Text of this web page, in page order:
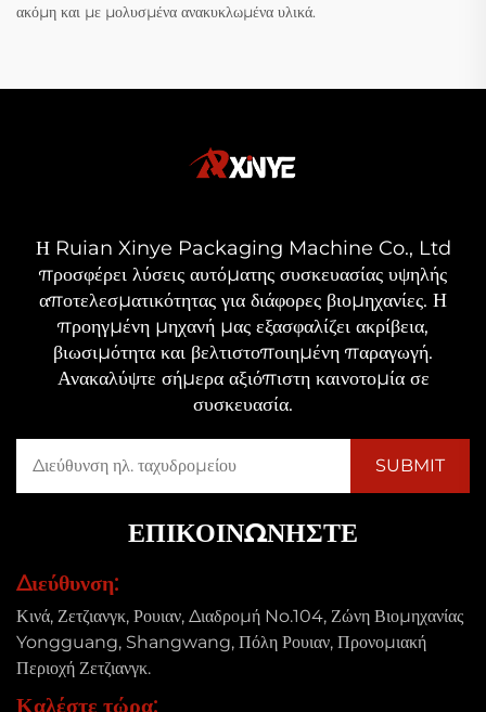
ακόμη και με μολυσμένα ανακυκλωμένα υλικά.
Η Ruian Xinye Packaging Machine Co., Ltd
προσφέρει λύσεις αυτόματης συσκευασίας υψηλής
αποτελεσματικότητας για διάφορες βιομηχανίες. Η
προηγμένη μηχανή μας εξασφαλίζει ακρίβεια,
βιωσιμότητα και βελτιστοποιημένη παραγωγή.
Ανακαλύψτε σήμερα αξιόπιστη καινοτομία σε
συσκευασία.
ΕΠΙΚΟΙΝΩΝΉΣΤΕ
Διεύθυνση:
Κινά, Ζετζιανγκ, Ρουιαν, Διαδρομή No.104, Ζώνη Βιομηχανίας
Yongguang, Shangwang, Πόλη Ρουιαν, Προνομιακή
Περιοχή Ζετζιανγκ.
Καλέστε τώρα: